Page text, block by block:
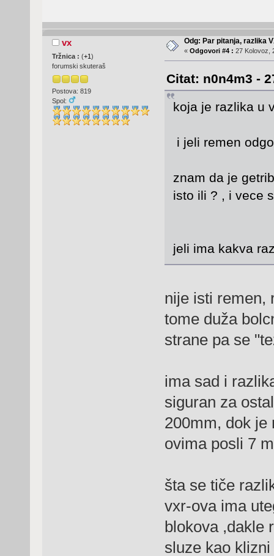
vx
Tržnica : (+1 )
forumski skuteraš
Postova: 819
Spol:
Odg: Par pitanja, razlika
« Odgovori #4 : 27 Kolovoz,
Citat: n0n4m3 -
koja je razlika u
i jeli remen
znam da je
isto ili ? , i vece
jeli ima kakva
nije isti remen,
tome duža
strane pa se
ima sad i
siguran za
200mm, dok je
ovima posli 7
šta se tiče
vxr-ova ima
blokova ,dakle
sluze kao